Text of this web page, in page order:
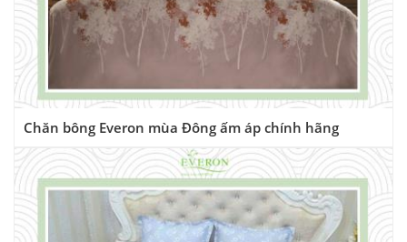
Chăn bông Everon mùa Đông ấm áp chính hãng